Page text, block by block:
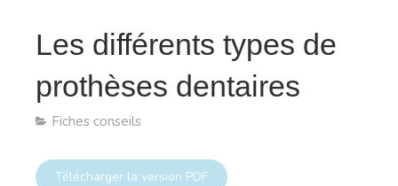
Les différents types de
prothèses dentaires
Fiches conseils
Télécharger la version PDF